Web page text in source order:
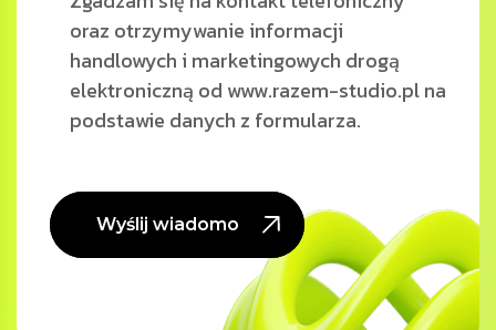
oraz otrzymywanie informacji
handlowych i marketingowych drogą
elektroniczną od www.razem-studio.pl na
podstawie danych z formularza.
Wyślij wiadomość